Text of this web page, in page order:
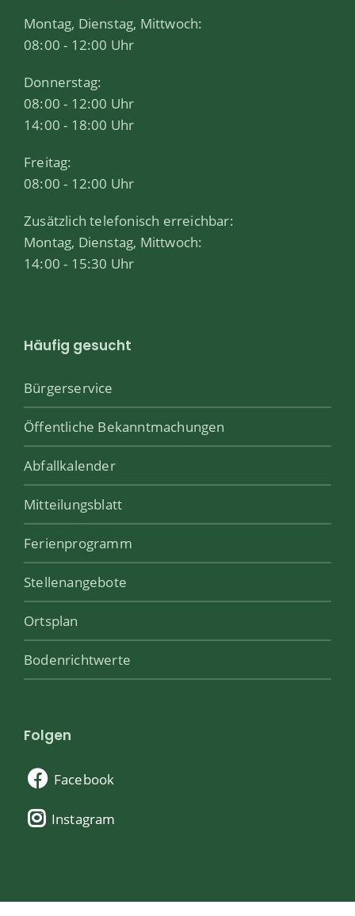
Montag, Dienstag, Mittwoch:
08:00 - 12:00 Uhr
Donnerstag:
08:00 - 12:00 Uhr
14:00 - 18:00 Uhr
Freitag:
08:00 - 12:00 Uhr
Zusätzlich telefonisch erreichbar:
Montag, Dienstag, Mittwoch:
14:00 - 15:30 Uhr
Häufig gesucht
Bürgerservice
Öffentliche Bekanntmachungen
Abfallkalender
Mitteilungsblatt
Ferienprogramm
Stellenangebote
Ortsplan
Bodenrichtwerte
Folgen
Facebook
Instagram